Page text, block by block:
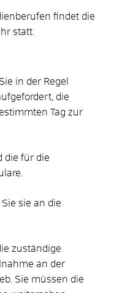
findet die
statt.
in der Regel
die
Tag zur
die für die
sie an die
zuständige
an der
Sie müssen die